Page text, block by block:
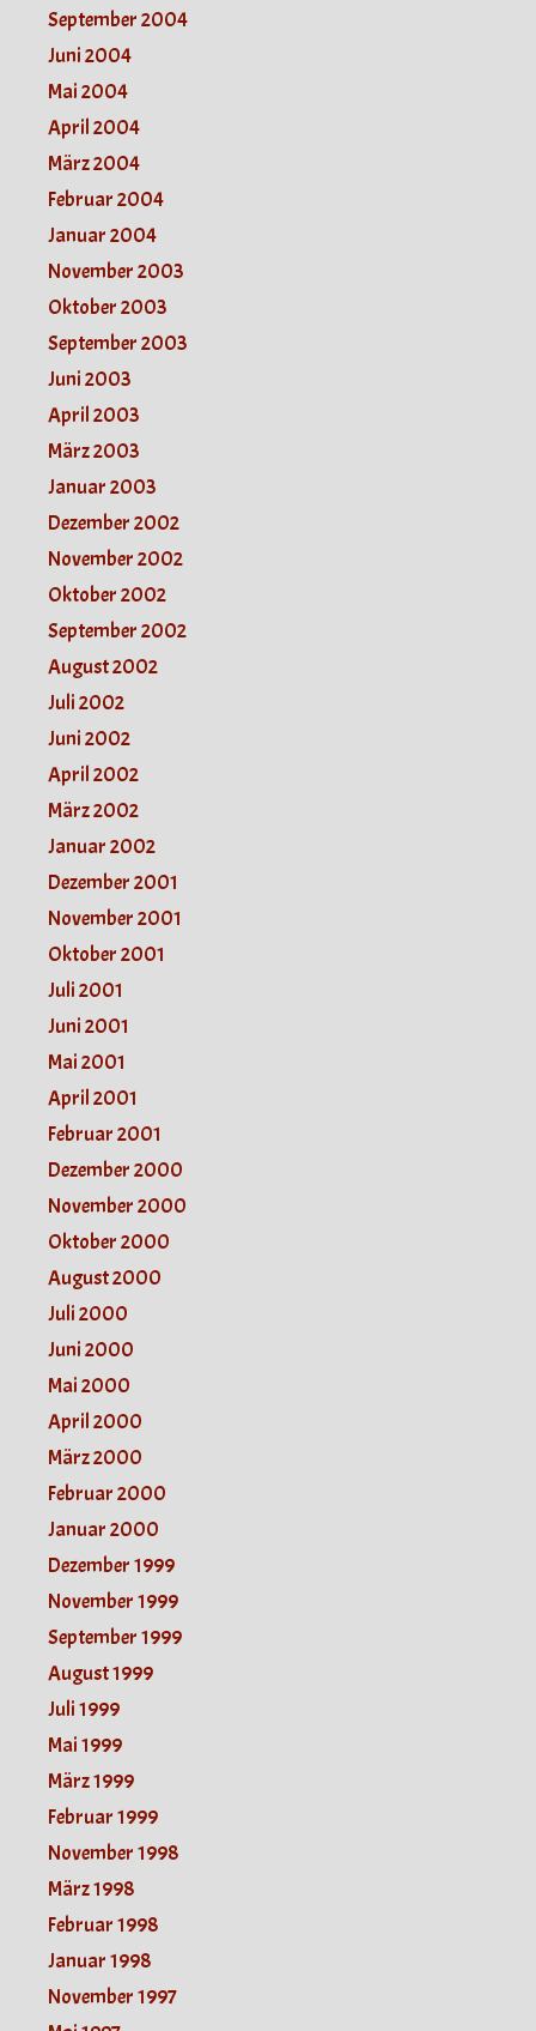
September 2004
Juni 2004
Mai 2004
April 2004
März 2004
Februar 2004
Januar 2004
November 2003
Oktober 2003
September 2003
Juni 2003
April 2003
März 2003
Januar 2003
Dezember 2002
November 2002
Oktober 2002
September 2002
August 2002
Juli 2002
Juni 2002
April 2002
März 2002
Januar 2002
Dezember 2001
November 2001
Oktober 2001
Juli 2001
Juni 2001
Mai 2001
April 2001
Februar 2001
Dezember 2000
November 2000
Oktober 2000
August 2000
Juli 2000
Juni 2000
Mai 2000
April 2000
März 2000
Februar 2000
Januar 2000
Dezember 1999
November 1999
September 1999
August 1999
Juli 1999
Mai 1999
März 1999
Februar 1999
November 1998
März 1998
Februar 1998
Januar 1998
November 1997